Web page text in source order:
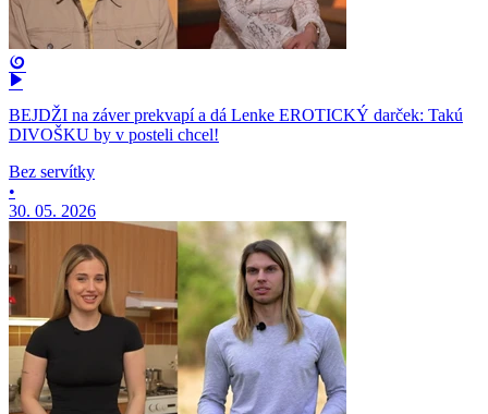
BEJDŽI na záver prekvapí a dá Lenke EROTICKÝ darček: Takú
DIVOŠKU by v posteli chcel!
Bez servítky
•
30. 05. 2026